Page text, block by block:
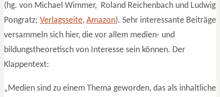
(hg. von Michael Wimmer, Roland Reichenbach und Ludwig
Pongratz; Verlagsseite, Amazon). Sehr interessante Beiträge
versammeln sich hier, die vor allem medien- und
bildungstheoretisch von Interesse sein können. Der
Klappentext:
„Medien sind zu einem Thema geworden, das als inhaltliche